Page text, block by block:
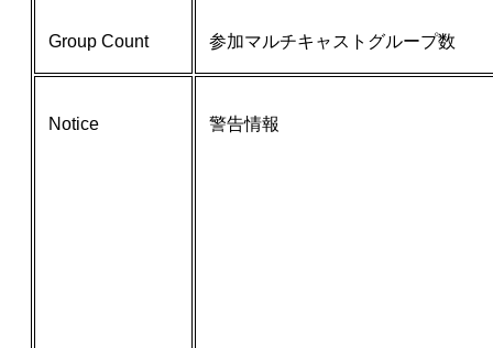
Group Count 参加マルチキャストグループ数
Notice 警告情報